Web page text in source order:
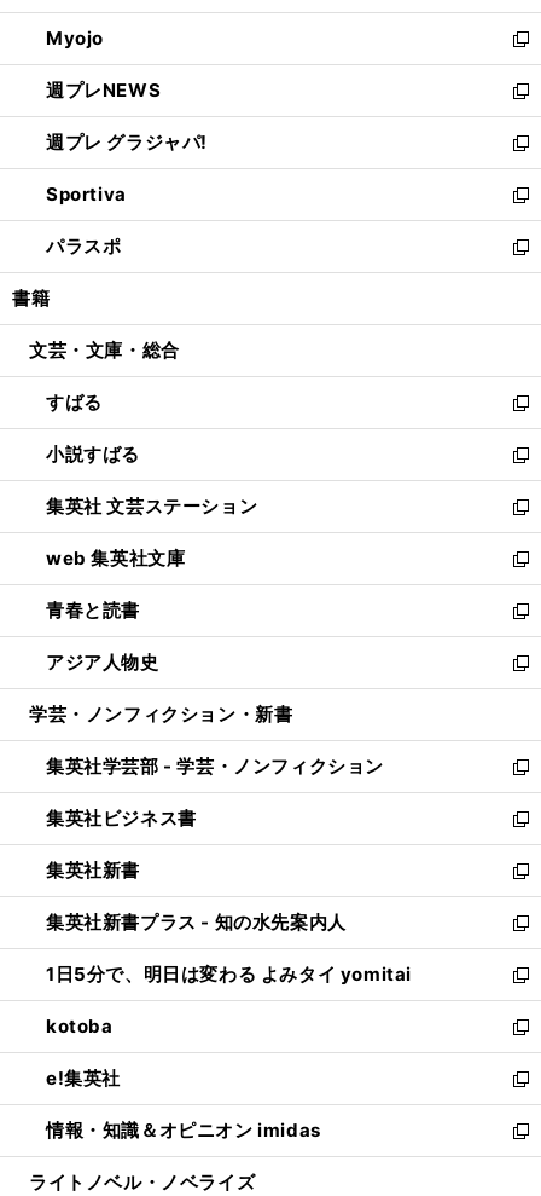
開
く
ウ
で
開
く
ン
ド
ウ
で
開
く
ウ
ィ
ン
ド
ウ
で
開
く
Myojo
新
し
い
ウ
ィ
ン
ド
ウ
で
開
週プレNEWS
新
し
い
ウ
ィ
ン
ド
ウ
開
週プレ グラジャパ!
新
し
い
ウ
ィ
ン
ウ
開
く
Sportiva
新
し
い
ウ
ン
ウ
で
開
く
パラスポ
新
し
ウ
ン
ド
ウ
で
開
く
書籍
文芸・文庫・総合
すばる
新
し
い
ウ
ィ
ン
ド
ウ
で
開
く
小説すばる
新
し
い
ウ
ィ
ン
ド
ウ
で
開
集英社 文芸ステーション
新
し
い
ウ
ィ
ン
ド
ウ
開
く
web 集英社文庫
新
し
い
ウ
ィ
ン
ウ
で
開
く
青春と読書
新
し
い
ウ
ン
ド
ウ
で
開
く
アジア人物史
新
し
ウ
ィ
ン
ド
ウ
で
開
く
学芸・ノンフィクション・新書
集英社学芸部 - 学芸・ノンフィクション
新
し
い
ウ
ィ
ン
ド
ウ
で
開
く
集英社ビジネス書
新
し
い
ウ
ィ
ン
ド
ウ
で
開
く
集英社新書
新
し
い
ウ
ィ
ン
ド
ウ
で
開
く
集英社新書プラス - 知の水先案内人
新
し
い
ウ
ィ
ン
ド
ウ
で
開
1日5分で、明日は変わる よみタイ yomitai
新
し
い
ウ
ィ
ン
ド
ウ
kotoba
新
し
い
ウ
ィ
ン
e!集英社
新
し
い
ウ
情報・知識＆オピニオン imidas
新
し
ライトノベル・ノベライズ